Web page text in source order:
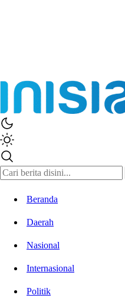
Beranda
Daerah
Nasional
Internasional
Politik